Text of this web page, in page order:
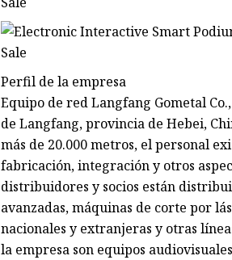
Perfil de la empresa
Equipo de red Langfang Gometal
de Langfang, provincia de Hebei,
más de 20.000 metros, el personal
fabricación, integración y otros
distribuidores y socios están
avanzadas, máquinas de corte por
nacionales y extranjeras y otras
la empresa son equipos